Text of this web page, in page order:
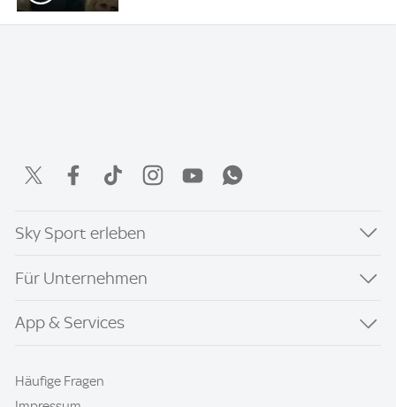
Sky Sport erleben
Für Unternehmen
App & Services
Häufige Fragen